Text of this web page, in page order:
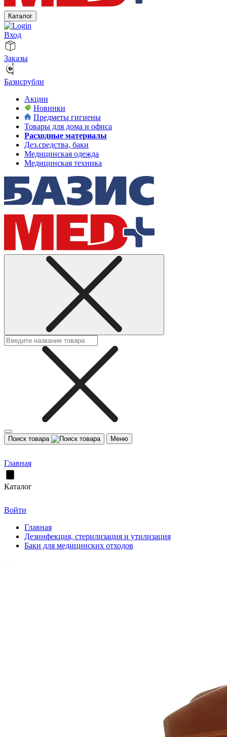
Каталог
Вход
Заказы
Базисрубли
Акции
Новинки
Предметы гигиены
Товары для дома и офиса
Расходные материалы
Дез.средства, баки
Медицинская одежда
Медицинская техника
Поиск товара Меню
Главная
Каталог
Войти
Главная
Дезинфекция, стерилизация и утилизация
Баки для медицинских отходов